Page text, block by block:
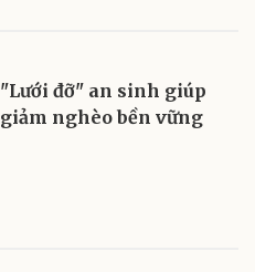
"Lưới đỡ" an sinh giúp
giảm nghèo bền vững